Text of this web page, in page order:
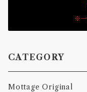
※一
CATEGORY
Mottage Original